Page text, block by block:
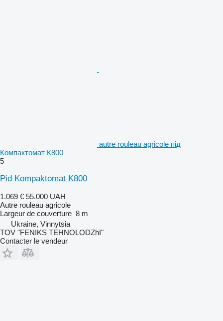
autre rouleau agricole під
Компактомат К800
5
Pid Kompaktomat K800
1.069 € 55.000 UAH
Autre rouleau agricole
Largeur de couverture 8 m
Ukraine, Vinnytsia
TOV "FENIKS TEHNOLODZhI"
Contacter le vendeur